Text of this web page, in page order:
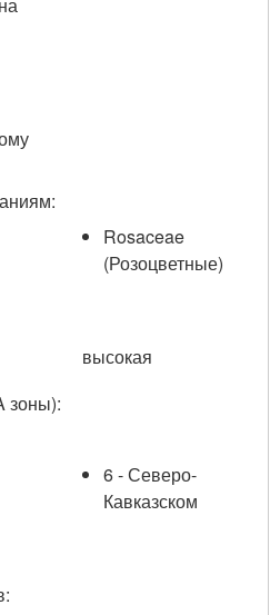
Rosaceae
(Розоцветные)
высокая
зоны):
6 - Северо-
Кавказском